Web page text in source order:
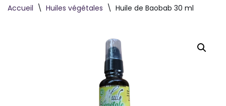
Accueil \ Huiles végétales \ Huile de Baobab 30 ml